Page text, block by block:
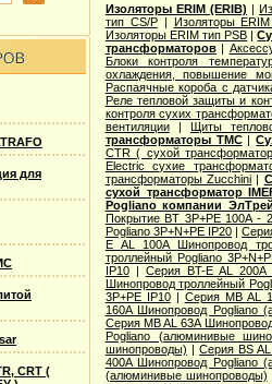
для
CRT (
Изоляторы ERIM (ERIB) |
тип CS/P| Изоляторы
Изоляторы ERIM тип PSB |
трансформаторов|
Блоки контроля
охлаждения, повышение
Распаячные короба с
Реле тепловой защиты и
контроля сухих
вентиляции|Щиты
трансформаторы TMC|
CTR ( сухой
Electric cухие
трансформаторы Zucchini |
сухой трансформатор
Pogliano компании
Покрытие BT 3P+PE 100A -
Pogliano 3P+N+PE IP20|
E AL 100A Шинопровод
троллейный Pogliano
IP10| Серия BT-E AL 200A
Шинопровод троллейный
3P+PE IP10| Серия MB AL
160A Шинопровод Pogliano
Серия MB AL 63A
Pogliano (алюминивые
шинопроводы) |Серия ВS
400A Шинопровод Pogliano
(алюминивые шинопроводы)